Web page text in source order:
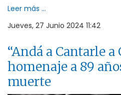
Leer más ...
Jueves, 27 Junio 2024 11:42
“Andá a Cantarle a
homenaje a 89
muerte